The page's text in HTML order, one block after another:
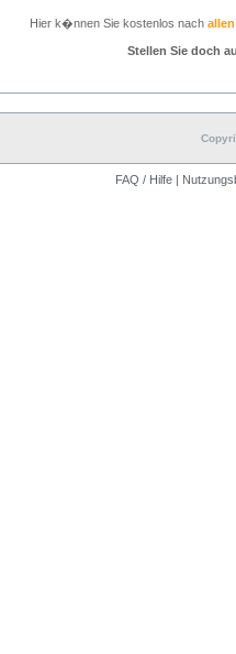
Hier k�nnen Sie kostenlos nach
Stellen Sie doch
FAQ / Hilfe|